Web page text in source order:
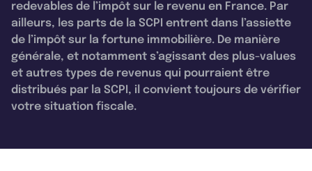
redevables de l’impôt sur le revenu en France. Par
ailleurs, les parts de la SCPI entrent dans l’assiette
de l’impôt sur la fortune immobilière. De manière
générale, et notamment s’agissant des plus-values
et autres types de revenus qui pourraient être
distribués par la SCPI, il convient toujours de vérifier
votre situation fiscale.